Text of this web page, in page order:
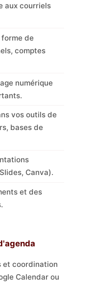
aux courriels
de
comptes
numérique
vos outils de
bases de
Canva).
et des
et coordination
Calendar ou